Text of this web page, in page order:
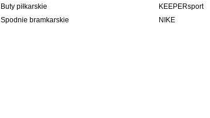
Buty piłkarskie
Spodnie bramkarskie
KEEPERsport
NIKE